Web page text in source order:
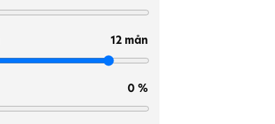
12 mån
0 %